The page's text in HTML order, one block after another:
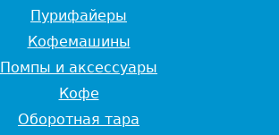
Пурифайеры
Кофемашины
Помпы и аксессуары
Кофе
Оборотная тара